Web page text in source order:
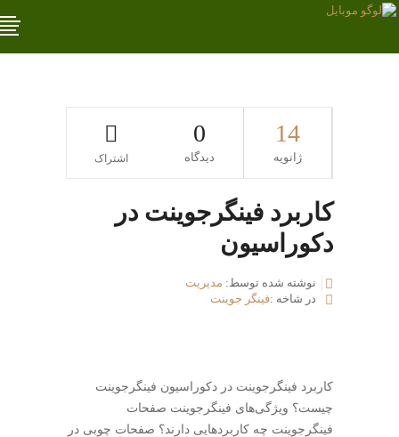
14
ژانویه
0
دیدگاه اشتراک
کاربرد فینگرجوینت در
دکوراسیون
نوشته شده توسط: مدیریت
در شاخه :فینگر جوینت
کاربرد فینگرجوینت در دکوراسیون فینگرجوینت
چیست؟ ویژگی‌های فینگرجوینت صفحات
فینگرجوینت چه کاربردهایی دارند؟ صفحات چوبی در